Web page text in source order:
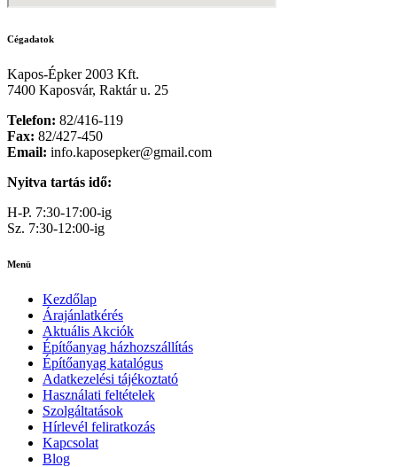
Cégadatok
Kapos-Épker 2003 Kft.
7400 Kaposvár, Raktár u. 25
Telefon: 82/416-119
Fax: 82/427-450
Email: info.kaposepker@gmail.com
Nyitva tartás idő:
H-P. 7:30-17:00-ig
Sz. 7:30-12:00-ig
Menü
Kezdőlap
Árajánlatkérés
Aktuális Akciók
Építőanyag házhozszállítás
Építőanyag katalógus
Adatkezelési tájékoztató
Használati feltételek
Szolgáltatások
Hírlevél feliratkozás
Kapcsolat
Blog